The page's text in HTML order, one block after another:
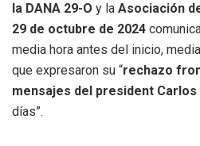
la DANA 29-O y la Asociación
29 de octubre de 2024
media hora antes del inicio,
que expresaron su “rechazo
mensajes del president Carlos
días”.